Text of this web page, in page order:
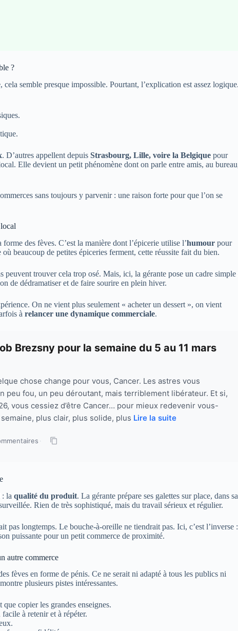
?
semble presque impossible. Pourtant, l’explication est assez logique.
. D’autres appellent depuis Strasbourg, Lille, voire la Belgique pour
Elle devient un petit phénomène dont on parle entre amis, au
sans toujours y parvenir : une raison forte pour que l’on se
des fèves. C’est la manière dont l’épicerie utilise l’humour pour
beaucoup de petites épiceries ferment, cette réussite fait du bien.
trouver cela trop osé. Mais, ici, la gérante pose un cadre simple
de dédramatiser et de faire sourire en plein hiver.
On ne vient plus seulement « acheter un dessert », on vient
à relancer une dynamique commerciale.
Brezsny pour la semaine du 5 au 11 mars
chose change pour vous, Cancer. Les astres vous
peu fou, un peu déroutant, mais terriblement libérateur. Et si,
vous cessiez d’être Cancer… pour mieux redevenir vous-
plus clair, plus solide, plus Lire la suite
·
: la qualité du produit. La gérante prépare ses galettes sur place, dans sa
Rien de très sophistiqué, mais du travail sérieux et régulier.
pas longtemps. Le bouche-à-oreille ne tiendrait pas. Ici, c’est l’inverse :
puissante pour un petit commerce de proximité.
autre commerce
fèves en forme de pénis. Ce ne serait ni adapté à tous les publics ni
plusieurs pistes intéressantes.
copier les grandes enseignes.
à retenir et à répéter.